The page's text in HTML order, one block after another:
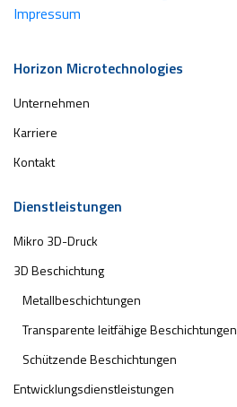
Impressum
Horizon Microtechnologies
Unternehmen
Karriere
Kontakt
Dienstleistungen
Mikro 3D-Druck
3D Beschichtung
Metallbeschichtungen
Transparente leitfähige Beschichtungen
Schützende Beschichtungen
Entwicklungsdienstleistungen